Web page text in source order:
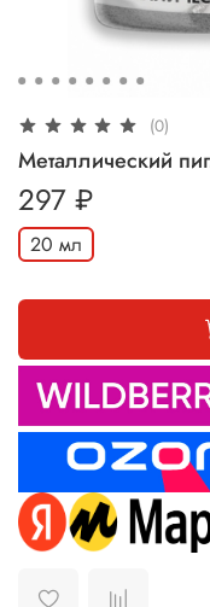
(0)
Металлический
297 ₽
20 мл